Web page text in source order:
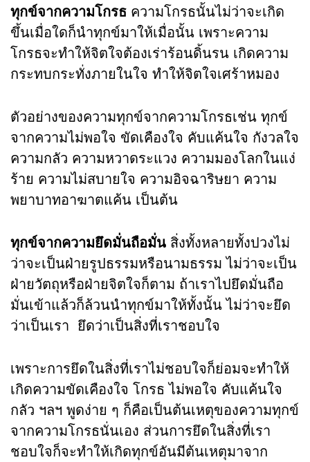
ทุกข์จากความโกรธ ความโกรธนั้นไม่ว่าจะเกิด
ขึ้นเมื่อใดก็นำทุกข์มาให้เมื่อนั้น เพราะความ
โกรธจะทำให้จิตใจต้องเร่าร้อนดิ้นรน เกิดความ
กระทบกระทั่งภายในใจ ทำให้จิตใจเศร้าหมอง
ตัวอย่างของความทุกข์จากความโกรธเช่น ทุกข์
จากความไม่พอใจ ขัดเคืองใจ คับแค้นใจ กังวลใจ
ความกลัว ความหวาดระแวง ความมองโลกในแง่
ร้าย ความไม่สบายใจ ความอิจฉาริษยา ความ
พยาบาทอาฆาตแค้น เป็นต้น
ทุกข์จากความยึดมั่นถือมั่น สิ่งทั้งหลายทั้งปวงไม่
ว่าจะเป็นฝ่ายรูปธรรมหรือนามธรรม ไม่ว่าจะเป็น
ฝ่ายวัตถุหรือฝ่ายจิตใจก็ตาม ถ้าเราไปยึดมั่นถือ
มั่นเข้าแล้วก็ล้วนนำทุกข์มาให้ทั้งนั้น ไม่ว่าจะยึด
ว่าเป็นเรา ยึดว่าเป็นสิ่งที่เราชอบใจ
เพราะการยึดในสิ่งที่เราไม่ชอบใจก็ย่อมจะทำให้
เกิดความขัดเคืองใจ โกรธ ไม่พอใจ คับแค้นใจ
กลัว ฯลฯ พูดง่าย ๆ ก็คือเป็นต้นเหตุของความทุกข์
จากความโกรธนั่นเอง ส่วนการยึดในสิ่งที่เรา
ชอบใจก็จะทำให้เกิดทุกข์อันมีต้นเหตุมาจาก